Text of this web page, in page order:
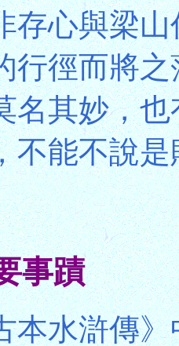
存心與梁
行徑而將
名其妙，
不能不說是
事蹟
本水滸傳